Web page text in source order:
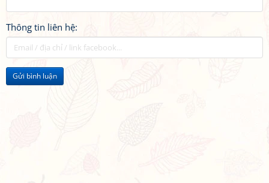
Thông tin liên hệ:
Gửi bình luận